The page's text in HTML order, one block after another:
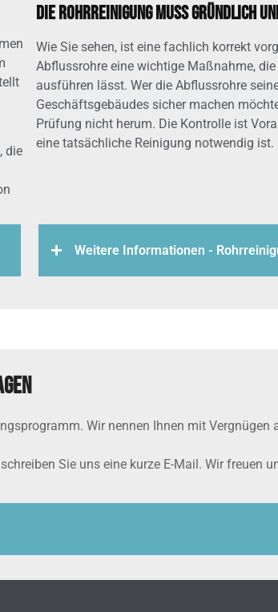
die
Die Rohrreinigung muss gründlich
Wie Sie sehen, ist eine fachlich korrekt
Abflussrohre eine wichtige Maßnahme,
ausführen lässt. Wer die Abflussrohre
Geschäftsgebäudes sicher machen
Prüfung nicht herum. Die Kontrolle ist
eine tatsächliche Reinigung notwendig ist.
Weitere Informationen -
Wir nennen Ihnen mit Vergnügen
Sie uns eine kurze E-Mail. Wir freuen